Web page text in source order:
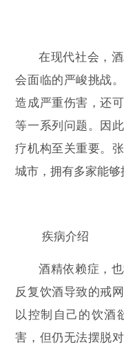
在现代社会，
会面临的严峻挑战
造成严重伤害，还
等一系列问题。因
疗机构至关重要。
城市，拥有多家能够
疾病介绍
酒精依赖症，
反复饮酒导致的戒
以控制自己的饮酒
害，但仍无法摆脱